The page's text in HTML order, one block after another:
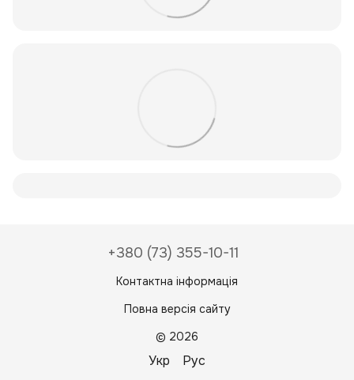
+380 (73) 355-10-11
Контактна інформація
Повна версія сайту
© 2026
Укр Рус